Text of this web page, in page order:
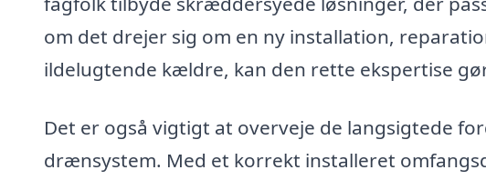
om det drejer sig om en ny installation,
ildelugtende kældre, kan den rette ekspertise
Det er også vigtigt at overveje de langsigtede
drænsystem. Med et korrekt installeret